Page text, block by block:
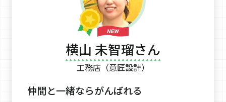
横山 未智瑠さん
工務店（意匠設計）
仲間と一緒ならがんばれる